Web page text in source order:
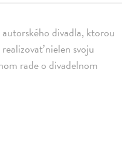
divadla, ktorou
nielen svoju
rade o divadelnom